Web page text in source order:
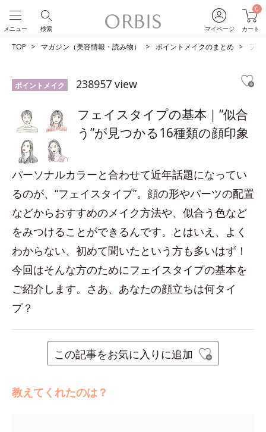
マイページ
0
カート
検索
メニュー
TOP マガジン（美容情報・読み物） ポイントメイクのまとめ フェ
ポイントメイク 238957 view
フェイスタイプの基本｜“似合
う”が見つかる16種類の顔印象
パーソナルカラーと合わせて近年話題になってい
るのが、“フェイスタイプ”。顔の形やパーツの配置
などからおすすめのメイク方法や、似合う色など
をみつけることができるんです。とはいえ、よく
わからない、初めて聞いたという方も多いはず！
今回はそんな方のためにフェイスタイプの基本を
ご紹介します。さあ、あなたの顔立ちは何タイ
プ？
この記事をお気に入りに追加
教えてくれたのは？